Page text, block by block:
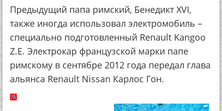
Предыдущий папа римский, Бенедикт XVI,
также иногда использовал электромобиль –
специально подготовленный Renault Kangoo
Z.E. Электрокар французской марки папе
римскому в сентябре 2012 года передал глава
альянса Renault Nissan Карлос Гон.